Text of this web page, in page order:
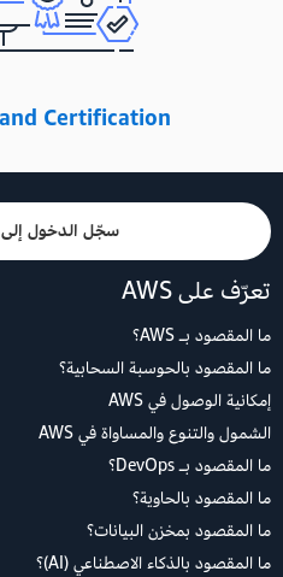
Certification
سجّل الدخول
تعرّف على AWS
ما المقصود بـ AWS؟
ما المقصود بالحوسبة السحابية؟
إمكانية الوصول في AWS
الشمول والتنوع والمساواة في AWS
ما المقصود بـ DevOps؟
ما المقصود بالحاوية؟
ما المقصود بمخزن البيانات؟
ما المقصود بالذكاء الاصطناعي (AI)؟